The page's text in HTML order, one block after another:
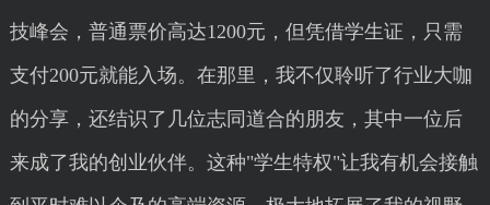
技峰会，普通票价高达1200元，但凭借学生证，只需
支付200元就能入场。在那里，我不仅聆听了行业大咖
的分享，还结识了几位志同道合的朋友，其中一位后
来成了我的创业伙伴。这种"学生特权"让我有机会接触